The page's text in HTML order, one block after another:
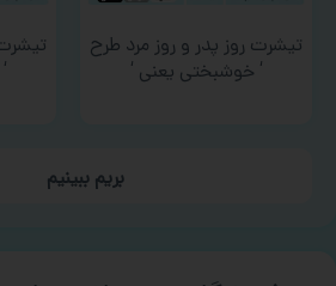
تیشرت روز پدر و روز مرد طرح
‘ خوشبختی یعنی ‘
بریم ببینیم